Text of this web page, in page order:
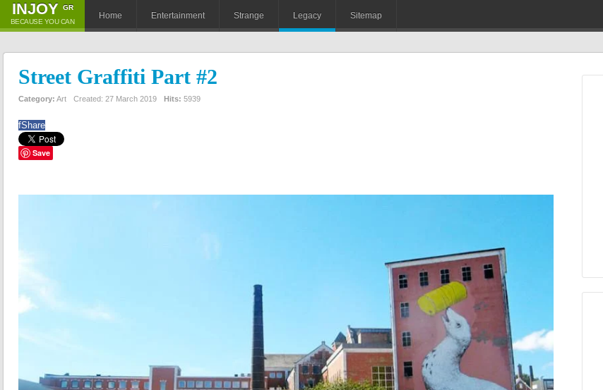
ΙNJOY
GR
BECAUSE YOU CAN
Home Entertainment Strange Legacy Sitemap
Street Graffiti Part #2
Category: Art Created: 27 March 2019 Hits: 5939
fShare
Save